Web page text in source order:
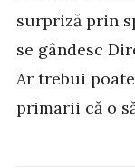
surpriză prin
se gândesc
Ar trebui
primarii că o